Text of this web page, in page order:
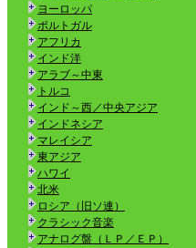
ヨーロッパ
ポルトガル
アフリカ
インド洋
アラブ～中東
トルコ
インド～西／中央アジア
インドネシア
マレイシア
東アジア
ハワイ
北米
ロシア（旧ソ連）
クラシック音楽
アナログ盤（ＬＰ／ＥＰ）